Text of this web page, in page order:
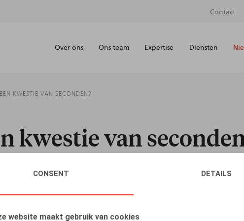
CONSENT DETAILS
website maakt gebruik van cookies
Contact
Over ons Ons team Expertise Diensten
KWESTIE VAN SECONDEN?
kwestie van